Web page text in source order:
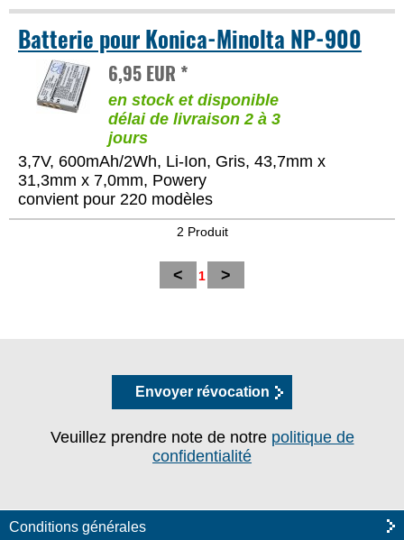
Batterie pour Konica-Minolta NP-900
6,95 EUR *
en stock et disponible
délai de livraison 2 à 3
jours
3,7V, 600mAh/2Wh, Li-Ion, Gris, 43,7mm x
31,3mm x 7,0mm, Powery
convient pour 220 modèles
2 Produit
< 1 >
Envoyer révocation
Veuillez prendre note de notre politique de
confidentialité
Conditions générales